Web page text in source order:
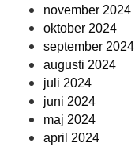
november 2024
oktober 2024
september 2024
augusti 2024
juli 2024
juni 2024
maj 2024
april 2024